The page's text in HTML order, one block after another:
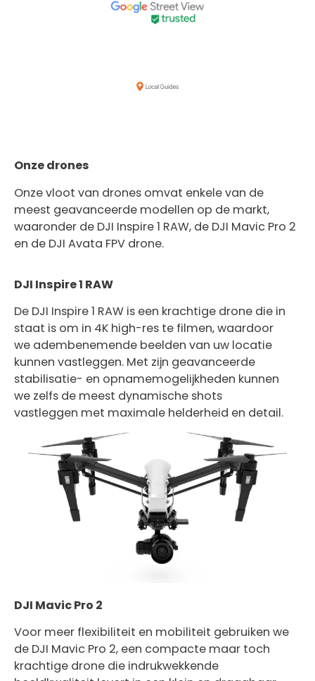
Onze drones
Onze vloot van drones omvat enkele van de
meest geavanceerde modellen op de markt,
waaronder de DJI Inspire 1 RAW, de DJI Mavic Pro 2
en de DJI Avata FPV drone.
DJI Inspire 1 RAW
De DJI Inspire 1 RAW is een krachtige drone die in
staat is om in 4K high-res te filmen, waardoor
we adembenemende beelden van uw locatie
kunnen vastleggen. Met zijn geavanceerde
stabilisatie- en opnamemogelijkheden kunnen
we zelfs de meest dynamische shots
vastleggen met maximale helderheid en detail.
DJI Mavic Pro 2
Voor meer flexibiliteit en mobiliteit gebruiken we
de DJI Mavic Pro 2, een compacte maar toch
krachtige drone die indrukwekkende